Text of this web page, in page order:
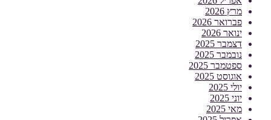
מרץ 2026
פברואר 2026
ינואר 2026
דצמבר 2025
נובמבר 2025
ספטמבר 2025
אוגוסט 2025
יולי 2025
יוני 2025
מאי 2025